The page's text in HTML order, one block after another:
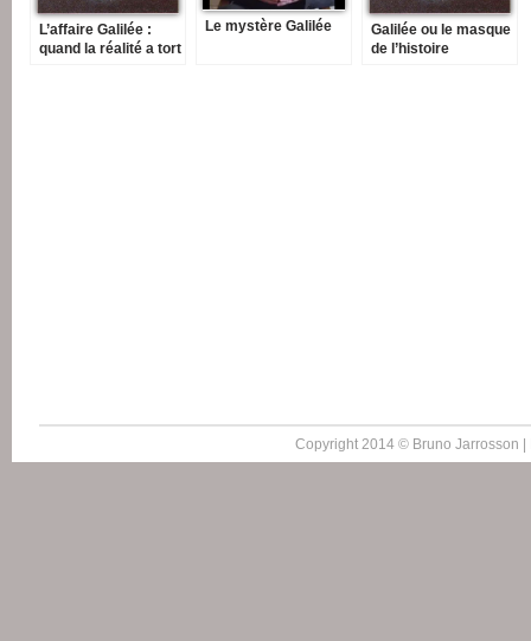
L’affaire Galilée :
quand la réalité a tort
Le mystère Galilée
Galilée ou le masque
de l’histoire
Copyright 2014 © Bruno Jarrosson |